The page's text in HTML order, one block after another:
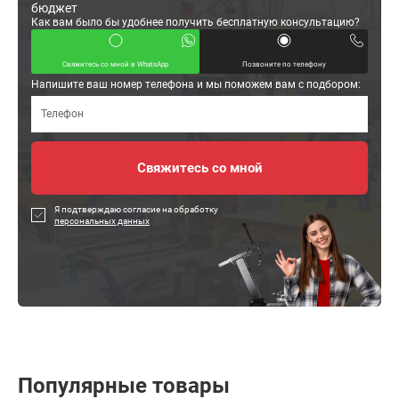
бюджет
Как вам было бы удобнее получить бесплатную консультацию?
Свяжитесь со мной в WhatsApp Позвоните по телефону
Напишите ваш номер телефона и мы поможем вам с подбором:
Я подтверждаю согласие на обработку
персональных данных
Популярные товары